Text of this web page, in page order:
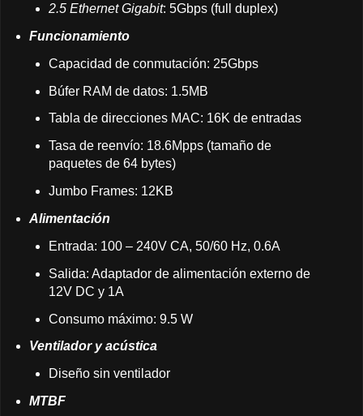
2.5 Ethernet Gigabit: 5Gbps (full duplex)
Funcionamiento
Capacidad de conmutación: 25Gbps
Búfer RAM de datos: 1.5MB
Tabla de direcciones MAC: 16K de entradas
Tasa de reenvío: 18.6Mpps (tamaño de
paquetes de 64 bytes)
Jumbo Frames: 12KB
Alimentación
Entrada: 100 – 240V CA, 50/60 Hz, 0.6A
Salida: Adaptador de alimentación externo de
12V DC y 1A
Consumo máximo: 9.5 W
Ventilador y acústica
Diseño sin ventilador
MTBF